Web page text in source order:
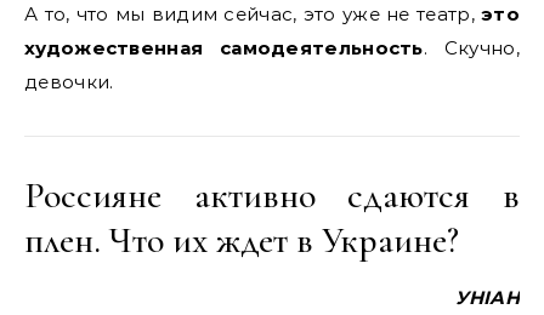
А то, что мы видим сейчас, это уже не театр,это
художественная самодеятельность. Скучно,
девочки.
Россияне активно сдаются в
плен. Что их ждет в Украине?
УНІАН